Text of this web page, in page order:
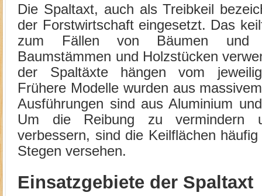
Die Spaltaxt, auch als Treibkeil
der Forstwirtschaft eingesetzt. Das
zum Fällen von Bäumen und
Baumstämmen und Holzstücken
der Spaltäxte hängen vom
Frühere Modelle wurden aus
Ausführungen sind aus Aluminium
Um die Reibung zu vermindern
verbessern, sind die Keilflächen
Stegen versehen.
Einsatzgebiete der Spaltaxt